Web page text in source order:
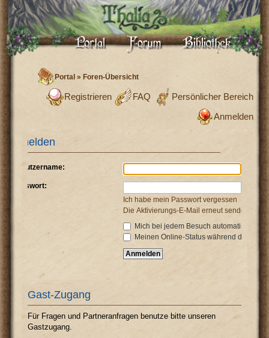
Portal »Foren-Übersicht
Persönlicher Bereich
FAQ
Registrieren
Anmelden
Anmelden
Benutzername:
Passwort:
Ich habe mein Passwort vergessen
Die Aktivierungs-E-Mail erneut senden
Mich bei jedem Besuch automatisch
Meinen Online-Status während dieser
Gast-Zugang
Für Fragen und Partneranfragen benutze bitte unseren
Gastzugang.